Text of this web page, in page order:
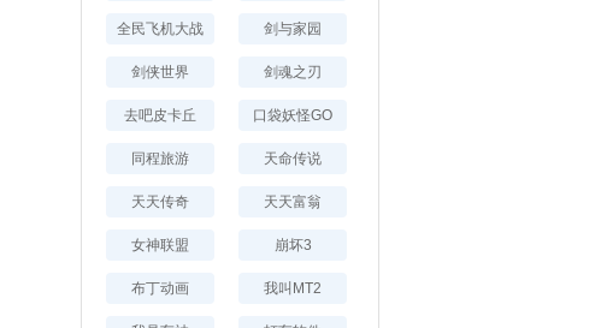
全民飞机大战 剑与家园
剑侠世界 剑魂之刃
去吧皮卡丘 口袋妖怪GO
同程旅游 天命传说
天天传奇 天天富翁
女神联盟 崩坏3
布丁动画 我叫MT2